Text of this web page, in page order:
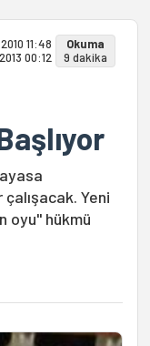
11:48
00:12
Okuma
9 dakika
Yeni
oyu" hükmü